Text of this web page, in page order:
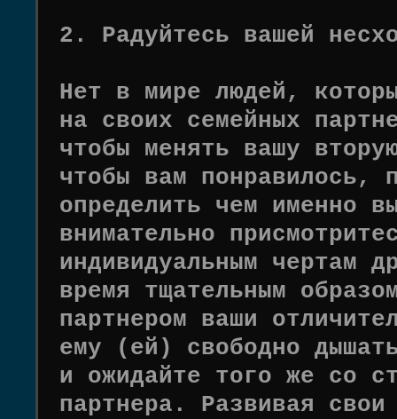
2. Радуйтесь вашей
Нет в мире людей,
на своих семейных
чтобы менять вашу
чтобы вам понравилось,
определить чем именно
внимательно
индивидуальным чертам
время тщательным
партнером ваши
ему (ей) свободно
и ожидайте того же со
партнера. Развивая свои